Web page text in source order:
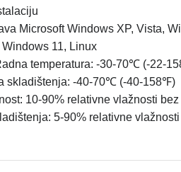
Microsoft Windows XP, Vista,
11, Linux
temperatura: -30-70℃ (-22-
skladištenja: -40-70℃ (-40-158℉)
10-90% relativne vlažnosti
5-90% relativne